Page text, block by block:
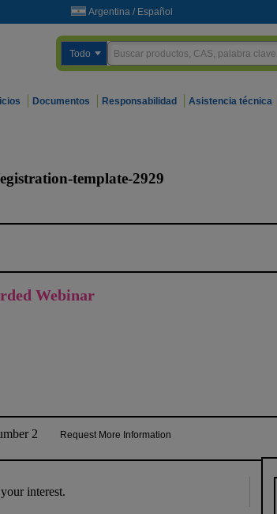
Argentina / Español
Todo
Documentos Responsabilidad Asistencia técnica